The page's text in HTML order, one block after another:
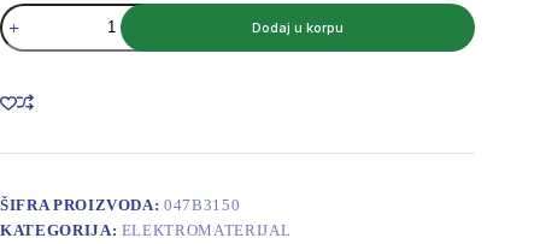
Danfoss
Prekidač
strujnog
CTI
25M
količina
Dodaj u korpu
ŠIFRA PROIZVODA:047B3150
KATEGORIJA: ELEKTROMATERIJAL